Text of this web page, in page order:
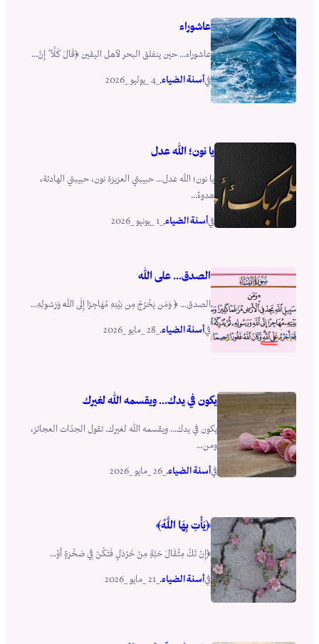
عاشوراء
عاشوراء… حين ينفلق البحر لأهل اليقين ﴿قَالَ كَلَّا ۖ إِنَّ...
فيأسنة الضياء.
يا نون؛ الله عدل
يا نون؛ الله عدل… حبيبتي العزيزة نون، حبيبتي الهادئة،
هدوءٌ...
فيأسنة الضياء.
الصدق… على الله
الصدق… ﴿ وَمَن يَخْرُجْ مِن بَيْتِهِ مُهَاجِرًا إِلَى اللَّهِ وَرَسُولِهِ...
فيأسنة الضياء.
يكون في يدك… ويقسمه الله لغيرك
يكون في يدك… ويقسمه الله لغيرك. تقول الجدّات العجائز،
ومن...
فيأسنة الضياء. _26 _مايو _2026
﴿يَأْتِ بِهَا اللَّهُ﴾
﴿إِنْ تَكُ مِثْقَالَ حَبَّةٍ مِنْ خَرْدَلٍ فَتَكُنْ فِي صَخْرَةٍ أَوْ...
فيأسنة الضياء.